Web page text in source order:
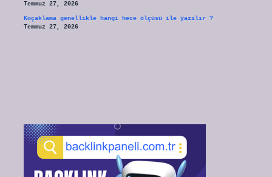
Temmuz 27, 2026
Koçaklama genellikle hangi hece ölçüsü ile yazılır ?
Temmuz 27, 2026